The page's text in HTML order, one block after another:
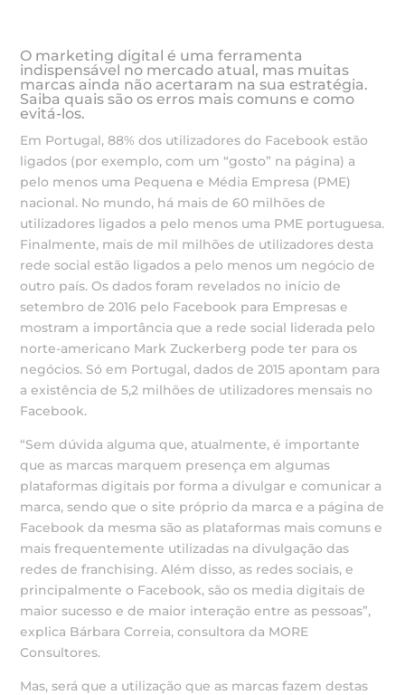
O marketing digital é uma ferramenta
indispensável no mercado atual, mas muitas
marcas ainda não acertaram na sua estratégia.
Saiba quais são os erros mais comuns e como
evitá-los.
Em Portugal, 88% dos utilizadores do Facebook estão
ligados (por exemplo, com um “gosto” na página) a
pelo menos uma Pequena e Média Empresa (PME)
nacional. No mundo, há mais de 60 milhões de
utilizadores ligados a pelo menos uma PME portuguesa.
Finalmente, mais de mil milhões de utilizadores desta
rede social estão ligados a pelo menos um negócio de
outro país. Os dados foram revelados no início de
setembro de 2016 pelo Facebook para Empresas e
mostram a importância que a rede social liderada pelo
norte-americano Mark Zuckerberg pode ter para os
negócios. Só em Portugal, dados de 2015 apontam para
a existência de 5,2 milhões de utilizadores mensais no
Facebook.
“Sem dúvida alguma que, atualmente, é importante
que as marcas marquem presença em algumas
plataformas digitais por forma a divulgar e comunicar a
marca, sendo que o site próprio da marca e a página de
Facebook da mesma são as plataformas mais comuns e
mais frequentemente utilizadas na divulgação das
redes de franchising. Além disso, as redes sociais, e
principalmente o Facebook, são os media digitais de
maior sucesso e de maior interação entre as pessoas”,
explica Bárbara Correia, consultora da MORE
Consultores.
Mas, será que a utilização que as marcas fazem destas